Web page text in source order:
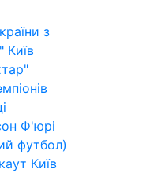
з
Київ
Ф'юрі
футбол)
Київ